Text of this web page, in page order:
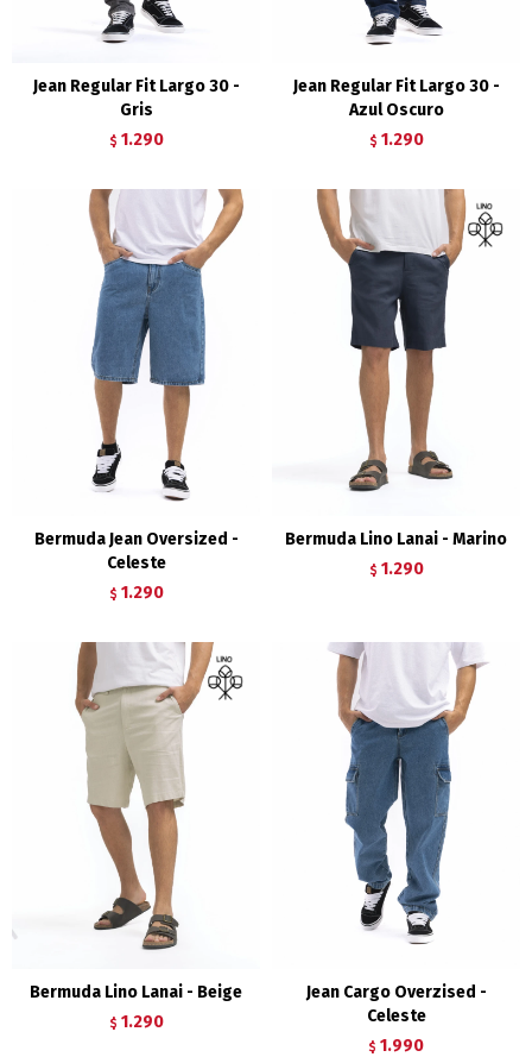
Jean Regular Fit Largo 30 -
Gris
$ 1.290
Jean Regular Fit Largo 30 -
Azul Oscuro
$ 1.290
Bermuda Jean Oversized -
Celeste
$ 1.290
Bermuda Lino Lanai - Marino
$ 1.290
Bermuda Lino Lanai - Beige
$ 1.290
Jean Cargo Overzised -
Celeste
$ 1.990